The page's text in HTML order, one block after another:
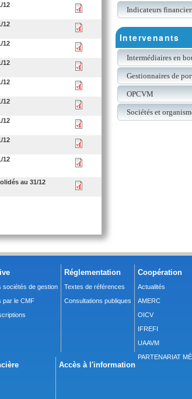
12
12
12
12
12
12
12
12
12
au 31/12
Indicateurs
Intervenants
Intermédiaires en
Gestionnaires de
OPCVM
Sociétés et
sociétés de gestion
par le CMF
Réglementation
Textes de références
Consultations publiques
Coopération
Actualités
AMERC
OICV
IFREFI
UAAVM
PARTENARIAT
Accès à l'information